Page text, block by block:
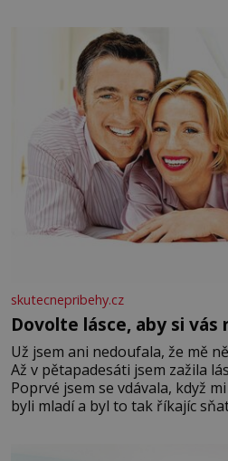
se na koloběžce a den
Velkých Losinách nebo v
skutecnepribehy.cz
Dovolte lásce, aby si vás
Už jsem ani nedoufala, že mě
Až v pětapadesáti jsem zažila
Poprvé jsem se vdávala, když
byli mladí a byl to tak říkajíc